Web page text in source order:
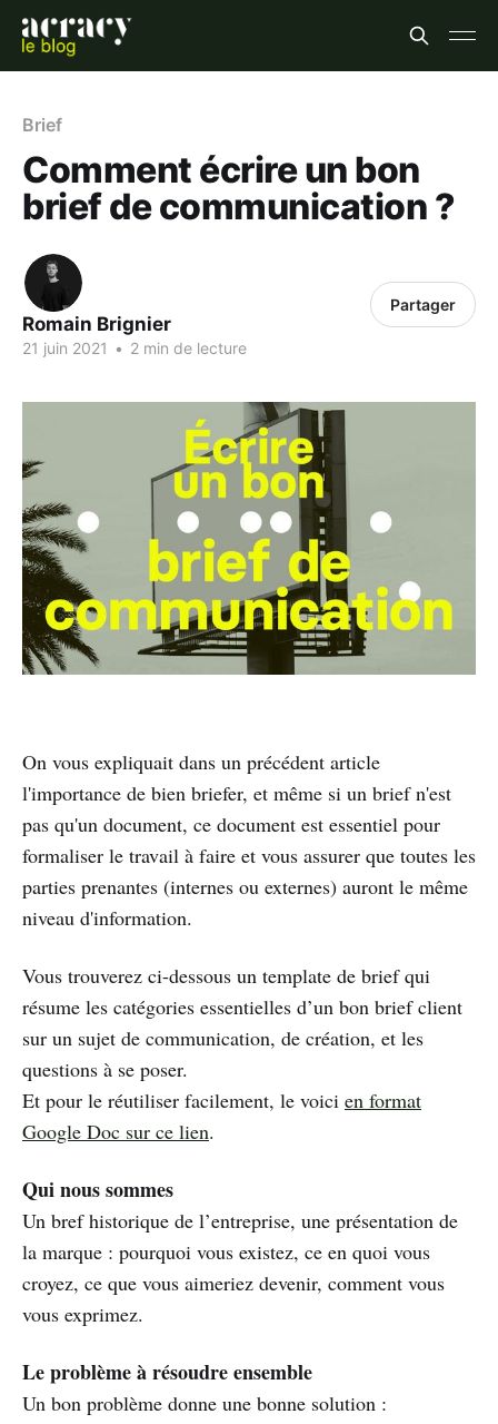
Brief
Comment écrire un bon
brief de communication ?
Romain Brignier
21 juin 2021 • 2 min de lecture
Partager
On vous expliquait dans un précédent article
l'importance de bien briefer, et même si un brief n'est
pas qu'un document, ce document est essentiel pour
formaliser le travail à faire et vous assurer que toutes les
parties prenantes (internes ou externes) auront le même
niveau d'information.
Vous trouverez ci-dessous un template de brief qui
résume les catégories essentielles d’un bon brief client
sur un sujet de communication, de création, et les
questions à se poser.
Et pour le réutiliser facilement, le voici en format
Google Doc sur ce lien.
Qui nous sommes
Un bref historique de l’entreprise, une présentation de
la marque : pourquoi vous existez, ce en quoi vous
croyez, ce que vous aimeriez devenir, comment vous
vous exprimez.
Le problème à résoudre ensemble
Un bon problème donne une bonne solution :